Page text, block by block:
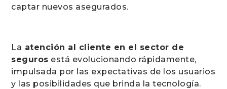
captar nuevos asegurados.
La atención al cliente en el sector de
seguros está evolucionando rápidamente,
impulsada por las expectativas de los usuarios
y las posibilidades que brinda la tecnología.